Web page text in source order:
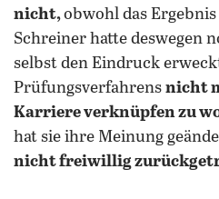
nicht,obwohl das
Schreiner hatte deswegen
selbst den Eindruck
Prüfungsverfahrens nicht
Karriere verknüpfen zu
hat sie ihre Meinung
nicht freiwillig